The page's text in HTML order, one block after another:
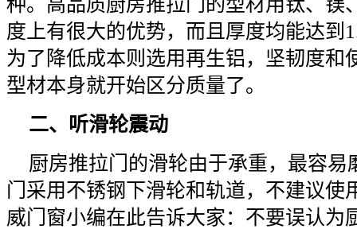
种。高品质厨房推拉门的型材用钛、镁
度上有很大的优势，而且厚度均能达到
为了降低成本则选用再生铝，坚韧度和
型材本身就开始区分质量了。
二、听滑轮震动
厨房推拉门的滑轮由于承重，最容
门采用不锈钢下滑轮和轨道，不建议使
威门窗小编在此告诉大家：不要误认为